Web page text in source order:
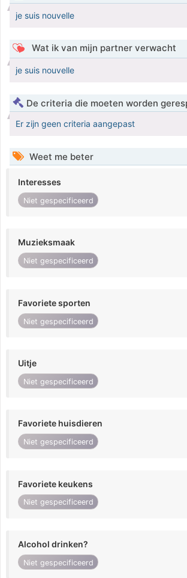
je suis nouvelle
Wat ik van mijn partner verwacht
je suis nouvelle
De criteria die moeten worden
Er zijn geen criteria aangepast
Weet me beter
Interesses
Niet gespecificeerd
Muzieksmaak
Niet gespecificeerd
Favoriete sporten
Niet gespecificeerd
Uitje
Niet gespecificeerd
Favoriete huisdieren
Niet gespecificeerd
Favoriete keukens
Niet gespecificeerd
Alcohol drinken?
Niet gespecificeerd